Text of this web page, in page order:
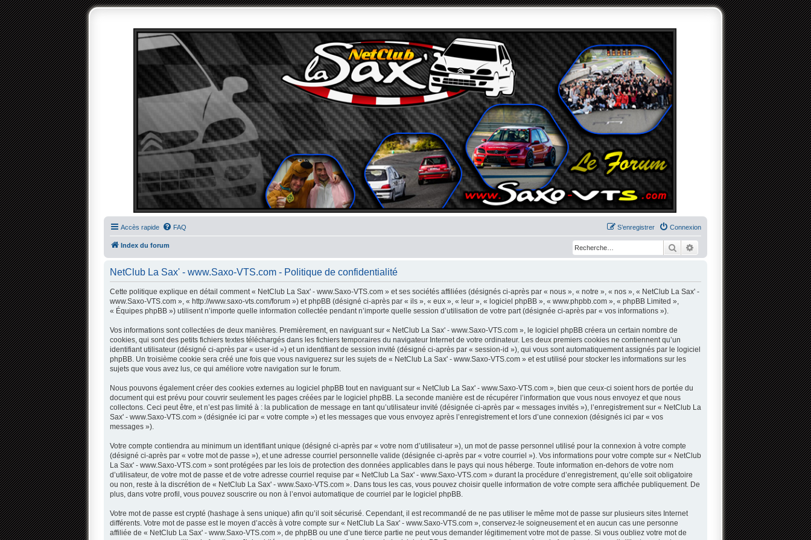
Accès rapide FAQ Connexion
S’enregistrer
Index du forum RechercherRecherche avancée
NetClub La Sax' - www.Saxo-VTS.com - Politique de confidentialité
Cette politique explique en détail comment « NetClub La Sax' - www.Saxo-VTS.com » et ses sociétés affiliées (désignés ci-après par « nous », « notre », « nos », « NetClub La Sax' -
www.Saxo-VTS.com », « http://www.saxo-vts.com/forum ») et phpBB (désigné ci-après par « ils », « eux », « leur », « logiciel phpBB », « www.phpbb.com », « phpBB Limited »,
« Équipes phpBB ») utilisent n’importe quelle information collectée pendant n’importe quelle session d’utilisation de votre part (désignée ci-après par « vos informations »).
Vos informations sont collectées de deux manières. Premièrement, en naviguant sur « NetClub La Sax' - www.Saxo-VTS.com », le logiciel phpBB créera un certain nombre de
cookies, qui sont des petits fichiers textes téléchargés dans les fichiers temporaires du navigateur Internet de votre ordinateur. Les deux premiers cookies ne contiennent qu’un
identifiant utilisateur (désigné ci-après par « user-id ») et un identifiant de session invité (désigné ci-après par « session-id »), qui vous sont automatiquement assignés par le logiciel
phpBB. Un troisième cookie sera créé une fois que vous naviguerez sur les sujets de « NetClub La Sax' - www.Saxo-VTS.com » et est utilisé pour stocker les informations sur les
sujets que vous avez lus, ce qui améliore votre navigation sur le forum.
Nous pouvons également créer des cookies externes au logiciel phpBB tout en naviguant sur « NetClub La Sax' - www.Saxo-VTS.com », bien que ceux-ci soient hors de portée du
document qui est prévu pour couvrir seulement les pages créées par le logiciel phpBB. La seconde manière est de récupérer l’information que vous nous envoyez et que nous
collectons. Ceci peut être, et n’est pas limité à : la publication de message en tant qu’utilisateur invité (désignée ci-après par « messages invités »), l’enregistrement sur « NetClub La
Sax' - www.Saxo-VTS.com » (désignée ici par « votre compte ») et les messages que vous envoyez après l’enregistrement et lors d’une connexion (désignés ici par « vos
messages »).
Votre compte contiendra au minimum un identifiant unique (désigné ci-après par « votre nom d’utilisateur »), un mot de passe personnel utilisé pour la connexion à votre compte
(désigné ci-après par « votre mot de passe »), et une adresse courriel personnelle valide (désignée ci-après par « votre courriel »). Vos informations pour votre compte sur « NetClub
La Sax' - www.Saxo-VTS.com » sont protégées par les lois de protection des données applicables dans le pays qui nous héberge. Toute information en-dehors de votre nom
d’utilisateur, de votre mot de passe et de votre adresse courriel requise par « NetClub La Sax' - www.Saxo-VTS.com » durant la procédure d’enregistrement, qu’elle soit obligatoire
ou non, reste à la discrétion de « NetClub La Sax' - www.Saxo-VTS.com ». Dans tous les cas, vous pouvez choisir quelle information de votre compte sera affichée publiquement. De
plus, dans votre profil, vous pouvez souscrire ou non à l’envoi automatique de courriel par le logiciel phpBB.
Votre mot de passe est crypté (hashage à sens unique) afin qu’il soit sécurisé. Cependant, il est recommandé de ne pas utiliser le même mot de passe sur plusieurs sites Internet
différents. Votre mot de passe est le moyen d’accès à votre compte sur « NetClub La Sax' - www.Saxo-VTS.com », conservez-le soigneusement et en aucun cas une personne
affiliée de « NetClub La Sax' - www.Saxo-VTS.com », de phpBB ou une d’une tierce partie ne peut vous demander légitimement votre mot de passe. Si vous oubliez votre mot de